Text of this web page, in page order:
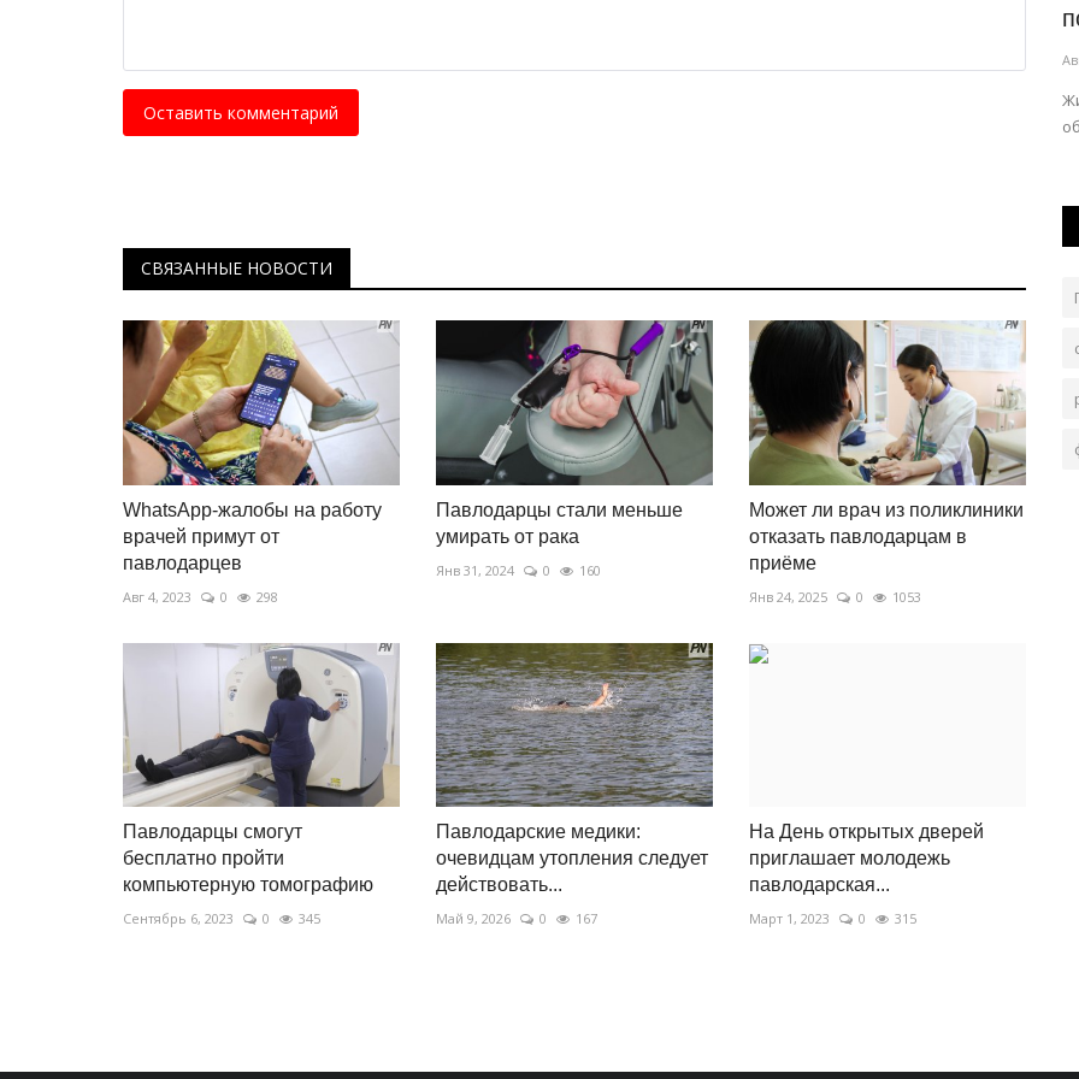
Оставить комментарий
СВЯЗАННЫЕ НОВОСТИ
WhatsApp-жалобы на работу
врачей примут от
павлодарцев
Авг 4, 2023 0 298
Павлодарцы стали меньше
умирать от рака
Янв 31, 2024 0 160
Может ли врач из поликлиники
отказать павлодарцам в
приёме
Янв 24, 2025 0 1053
Павлодарцы смогут
бесплатно пройти
компьютерную томографию
Сентябрь 6, 2023 0 345
Павлодарские медики:
очевидцам утопления следует
действовать...
Май 9, 2026 0 167
На День открытых дверей
приглашает молодежь
павлодарская...
Март 1, 2023 0 315
Стирая пыль со старенького устройства,
корреспондент Pavlodarnews.kz вспоминает...